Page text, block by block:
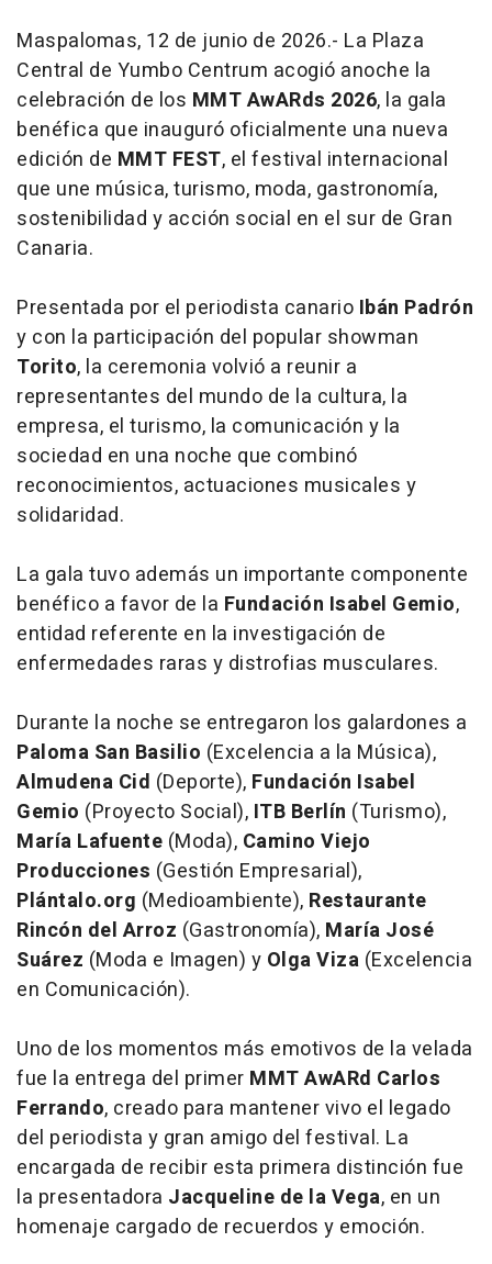
Maspalomas, 12 de junio de 2026.- La Plaza
Central de Yumbo Centrum acogió anoche la
celebración de los MMT AwARds 2026, la gala
benéfica que inauguró oficialmente una nueva
edición de MMT FEST, el festival internacional
que une música, turismo, moda, gastronomía,
sostenibilidad y acción social en el sur de Gran
Canaria.
Presentada por el periodista canario Ibán Padrón
y con la participación del popular showman
Torito, la ceremonia volvió a reunir a
representantes del mundo de la cultura, la
empresa, el turismo, la comunicación y la
sociedad en una noche que combinó
reconocimientos, actuaciones musicales y
solidaridad.
La gala tuvo además un importante componente
benéfico a favor de la Fundación Isabel Gemio,
entidad referente en la investigación de
enfermedades raras y distrofias musculares.
Durante la noche se entregaron los galardones a
Paloma San Basilio (Excelencia a la Música),
Almudena Cid (Deporte), Fundación Isabel
Gemio (Proyecto Social), ITB Berlín (Turismo),
María Lafuente (Moda), Camino Viejo
Producciones (Gestión Empresarial),
Plántalo.org (Medioambiente), Restaurante
Rincón del Arroz (Gastronomía), María José
Suárez (Moda e Imagen) y Olga Viza (Excelencia
en Comunicación).
Uno de los momentos más emotivos de la velada
fue la entrega del primer MMT AwARd Carlos
Ferrando, creado para mantener vivo el legado
del periodista y gran amigo del festival. La
encargada de recibir esta primera distinción fue
la presentadora Jacqueline de la Vega, en un
homenaje cargado de recuerdos y emoción.